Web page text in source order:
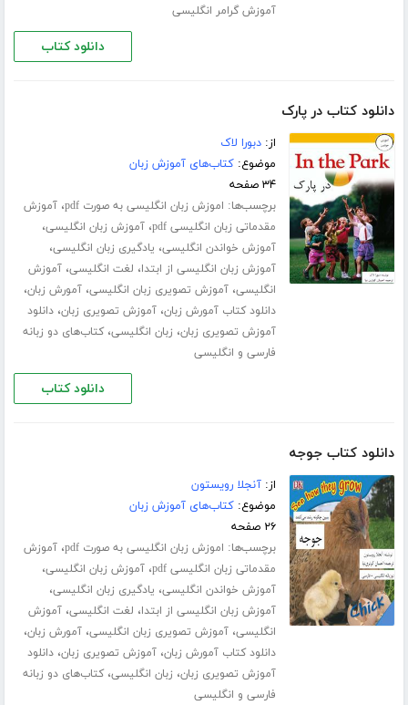
آموزش گرامر انگلیسی
دانلود کتاب
دانلود کتاب در پارک
از:دبورا لاک
موضوع:کتاب‌های آموزش زبان
۳۴ صفحه
برچسب‌ها: اموزش زبان انگلیسی به صورت pdf ،آموزش
مقدماتی زبان انگلیسی pdf
،آموزش زبان انگلیسی،
آموزش خواندن انگلیسی، یادگیری زبان انگلیسی،
آموزش زبان انگلیسی از ابتدا، لغت انگلیسی،آموزش
انگلیسی،آموزش تصویری زبان انگلیسی،آمورش زبان،
دانلود کتاب آمورش زبان،آموزش تصویری زبان،دانلود
آموزش تصویری زبان، زبان انگلیسی،کتاب‌های دو زبانه
فارسی و انگلیسی
دانلود کتاب
دانلود کتاب جوجه
از:آنجلا رویستون
موضوع:کتاب‌های آموزش زبان
۲۶ صفحه
برچسب‌ها: اموزش زبان انگلیسی به صورت pdf ،آموزش
مقدماتی زبان انگلیسی pdf
،آموزش زبان انگلیسی،
آموزش خواندن انگلیسی، یادگیری زبان انگلیسی،
آموزش زبان انگلیسی از ابتدا، لغت انگلیسی،آموزش
انگلیسی،آموزش تصویری زبان انگلیسی،آمورش زبان،
دانلود کتاب آمورش زبان،آموزش تصویری زبان،دانلود
آموزش تصویری زبان، زبان انگلیسی،کتاب‌های دو زبانه
فارسی و انگلیسی